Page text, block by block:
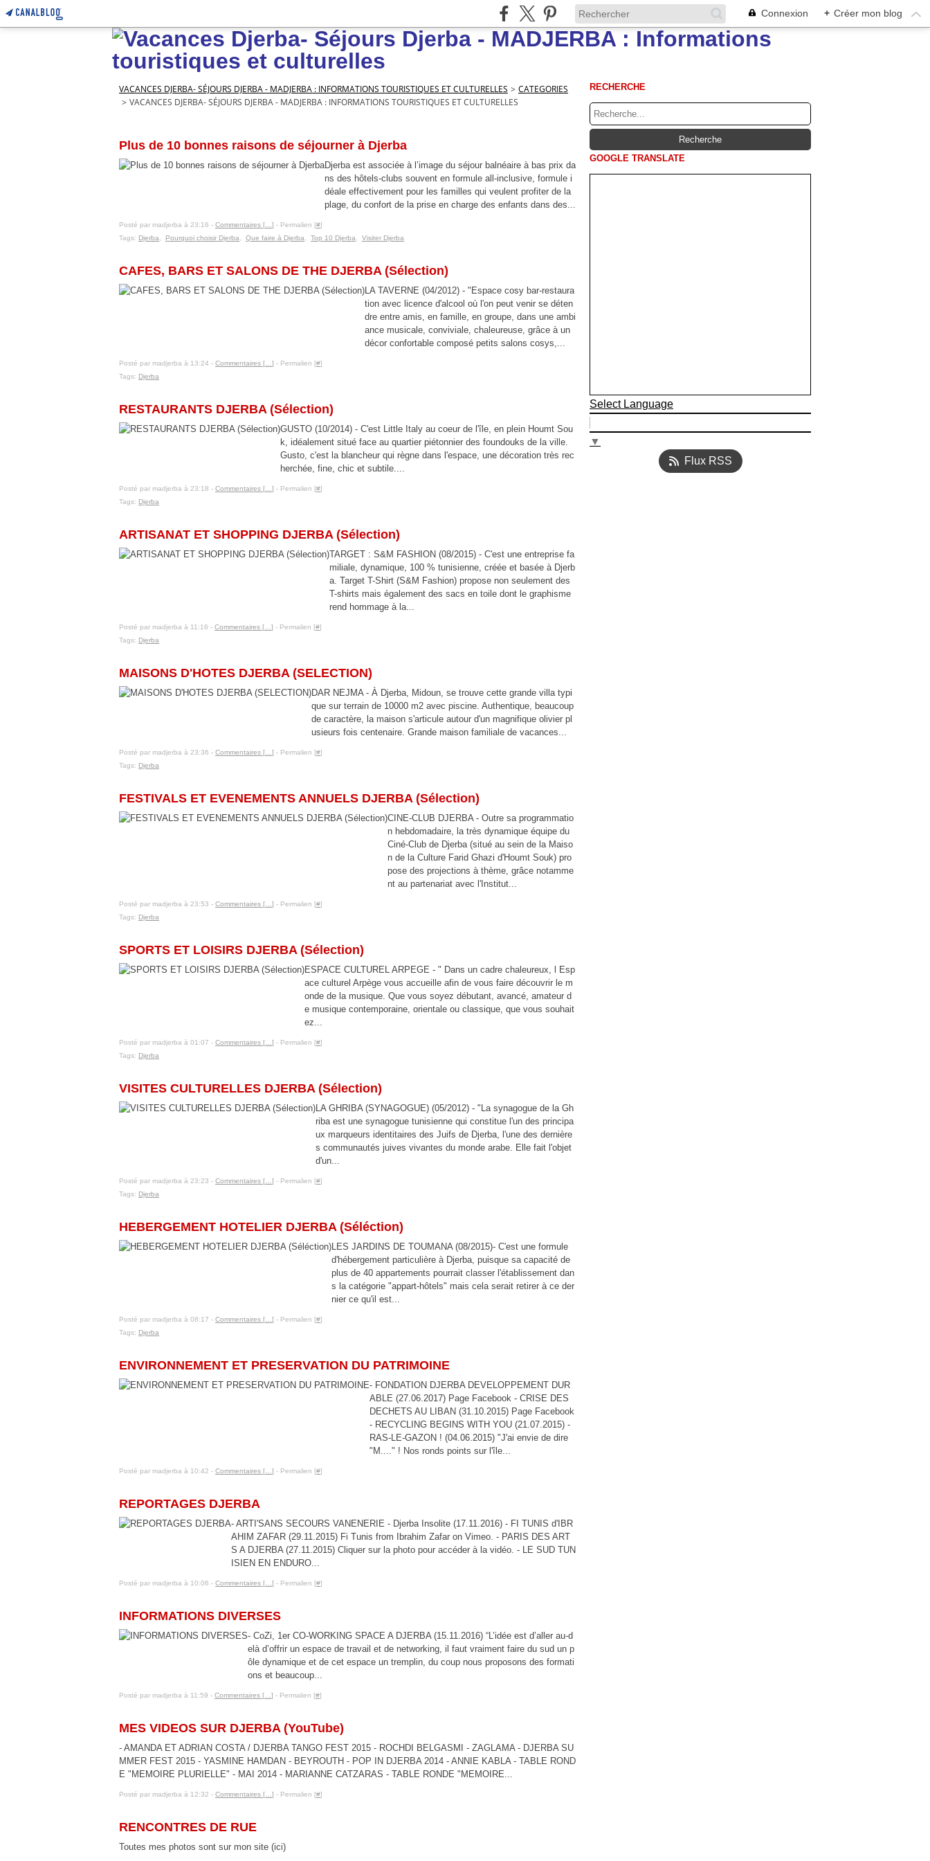
Connexion + Créer mon blog
VACANCES DJERBA- SÉJOURS DJERBA - MADJERBA : INFORMATIONS TOURISTIQUES ET CULTURELLES > CATEGORIES
> VACANCES DJERBA- SÉJOURS DJERBA - MADJERBA : INFORMATIONS TOURISTIQUES ET CULTURELLES
Plus de 10 bonnes raisons de séjourner à Djerba
Djerba est associée à l’image du séjour balnéaire à bas prix da
ns des hôtels-clubs souvent en formule all-inclusive, formule i
déale effectivement pour les familles qui veulent profiter de la
plage, du confort de la prise en charge des enfants dans des...
Posté par madjerba à 23:16 - Commentaires [ ] - Permalien [#]
Tags: Djerba Pourquoi choisir Djerba Que faire à Djerba Top 10 Djerba Visiter Djerba
CAFES, BARS ET SALONS DE THE DJERBA (Sélection)
LA TAVERNE (04/2012) - "Espace cosy bar-restaura
tion avec licence d'alcool où l'on peut venir se déten
dre entre amis, en famille, en groupe, dans une ambi
ance musicale, conviviale, chaleureuse, grâce à un
décor confortable composé petits salons cosys,...
Posté par madjerba à 13:24 - Commentaires [ ] - Permalien [#]
Tags: Djerba
RESTAURANTS DJERBA (Sélection)
GUSTO (10/2014) - C'est Little Italy au coeur de l'île, en plein Houmt Sou
k, idéalement situé face au quartier piétonnier des foundouks de la ville.
Gusto, c'est la blancheur qui règne dans l'espace, une décoration très rec
herchée, fine, chic et subtile....
Posté par madjerba à 23:18 - Commentaires [ ] - Permalien [#]
Tags: Djerba
ARTISANAT ET SHOPPING DJERBA (Sélection)
TARGET : S&M FASHION (08/2015) - C'est une entreprise fa
miliale, dynamique, 100 % tunisienne, créée et basée à Djerb
a. Target T-Shirt (S&M Fashion) propose non seulement des
T-shirts mais également des sacs en toile dont le graphisme
rend hommage à la...
Posté par madjerba à 11:16 - Commentaires [ ] - Permalien [#]
Tags: Djerba
MAISONS D'HOTES DJERBA (SELECTION)
DAR NEJMA - À Djerba, Midoun, se trouve cette grande villa typi
que sur terrain de 10000 m2 avec piscine. Authentique, beaucoup
de caractère, la maison s'articule autour d'un magnifique olivier pl
usieurs fois centenaire. Grande maison familiale de vacances...
Posté par madjerba à 23:36 - Commentaires [ ] - Permalien [#]
Tags: Djerba
FESTIVALS ET EVENEMENTS ANNUELS DJERBA (Sélection)
CINE-CLUB DJERBA - Outre sa programmatio
n hebdomadaire, la très dynamique équipe du
Ciné-Club de Djerba (situé au sein de la Maiso
n de la Culture Farid Ghazi d'Houmt Souk) pro
pose des projections à thème, grâce notamme
nt au partenariat avec l'Institut...
Posté par madjerba à 23:53 - Commentaires [ ] - Permalien [#]
Tags: Djerba
SPORTS ET LOISIRS DJERBA (Sélection)
ESPACE CULTUREL ARPEGE - " Dans un cadre chaleureux, l Esp
ace culturel Arpège vous accueille afin de vous faire découvrir le m
onde de la musique. Que vous soyez débutant, avancé, amateur d
e musique contemporaine, orientale ou classique, que vous souhait
ez...
Posté par madjerba à 01:07 - Commentaires [ ] - Permalien [#]
Tags: Djerba
VISITES CULTURELLES DJERBA (Sélection)
LA GHRIBA (SYNAGOGUE) (05/2012) - "La synagogue de la Gh
riba est une synagogue tunisienne qui constitue l'un des principa
ux marqueurs identitaires des Juifs de Djerba, l'une des dernière
s communautés juives vivantes du monde arabe. Elle fait l'objet
d'un...
Posté par madjerba à 23:23 - Commentaires [ ] - Permalien [#]
Tags: Djerba
HEBERGEMENT HOTELIER DJERBA (Séléction)
LES JARDINS DE TOUMANA (08/2015)- C'est une formule
d'hébergement particulière à Djerba, puisque sa capacité de
plus de 40 appartements pourrait classer l'établissement dan
s la catégorie "appart-hôtels" mais cela serait retirer à ce der
nier ce qu'il est...
Posté par madjerba à 08:17 - Commentaires [ ] - Permalien [#]
Tags: Djerba
ENVIRONNEMENT ET PRESERVATION DU PATRIMOINE
- FONDATION DJERBA DEVELOPPEMENT DUR
ABLE (27.06.2017) Page Facebook - CRISE DES
DECHETS AU LIBAN (31.10.2015) Page Facebook
- RECYCLING BEGINS WITH YOU (21.07.2015) -
RAS-LE-GAZON ! (04.06.2015) "J'ai envie de dire
"M...." ! Nos ronds points sur l'île...
Posté par madjerba à 10:42 - Commentaires [ ] - Permalien [#]
REPORTAGES DJERBA
- ARTI'SANS SECOURS VANENERIE - Djerba Insolite (17.11.2016) - FI TUNIS d'IBR
AHIM ZAFAR (29.11.2015) Fi Tunis from Ibrahim Zafar on Vimeo. - PARIS DES ART
S A DJERBA (27.11.2015) Cliquer sur la photo pour accéder à la vidéo. - LE SUD TUN
ISIEN EN ENDURO...
Posté par madjerba à 10:06 - Commentaires [ ] - Permalien [#]
INFORMATIONS DIVERSES
- CoZi, 1er CO-WORKING SPACE A DJERBA (15.11.2016) “L’idée est d’aller au-d
elà d’offrir un espace de travail et de networking, il faut vraiment faire du sud un p
ôle dynamique et de cet espace un tremplin, du coup nous proposons des formati
ons et beaucoup...
Posté par madjerba à 11:59 - Commentaires [ ] - Permalien [#]
MES VIDEOS SUR DJERBA (YouTube)
- AMANDA ET ADRIAN COSTA / DJERBA TANGO FEST 2015 - ROCHDI BELGASMI - ZAGLAMA - DJERBA SU
MMER FEST 2015 - YASMINE HAMDAN - BEYROUTH - POP IN DJERBA 2014 - ANNIE KABLA - TABLE ROND
E "MEMOIRE PLURIELLE" - MAI 2014 - MARIANNE CATZARAS - TABLE RONDE "MEMOIRE...
Posté par madjerba à 12:32 - Commentaires [ ] - Permalien [#]
RENCONTRES DE RUE
Toutes mes photos sont sur mon site (ici)
RECHERCHE
GOOGLE TRANSLATE
Select Language
▼
Flux RSS